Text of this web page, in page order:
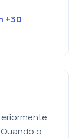
+30
o